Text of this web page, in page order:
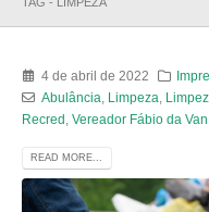
4 de abril de 2022
Abulância
Limpeza
Recred Vereador Fábio da Van
READ MORE...